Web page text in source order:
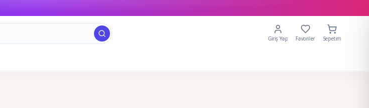
Giriş Yap Favoriler Sepetim